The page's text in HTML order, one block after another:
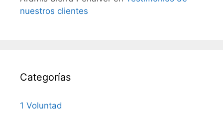
nuestros clientes
Categorías
1 Voluntad